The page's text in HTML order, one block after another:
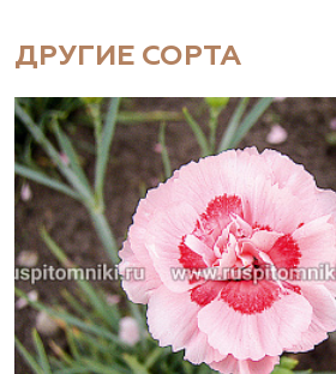
ДРУГИЕ СОРТА